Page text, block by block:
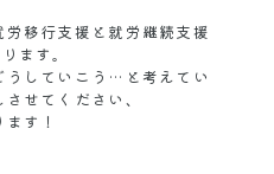
移行支援と就労継続支援
ます。
うしていこう…と考えてい
せてください、
す！